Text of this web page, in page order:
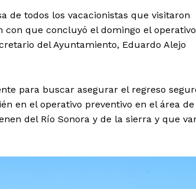
de todos los vacacionistas que visitaron
que concluyó el domingo el operativo
del Ayuntamiento, Eduardo Alejo
para buscar asegurar el regreso
en el operativo preventivo en el área de
del Río Sonora y de la sierra y que